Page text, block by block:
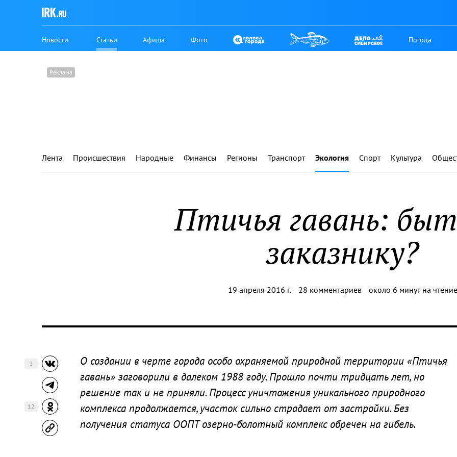
Новости Статьи Афиша Фото Погода
Лента Происшествия Народные Финансы Регионы Транспорт Экология Спорт Культура
Птичья гавань:
заказнику?
19 апреля 2016 г. 28 комментариев около 6 минут на чтение
О создании в черте города особо охраняемой природной территории «Птичья
гавань» заговорили в далеком 1988 году. Прошло почти тридцать лет, но
решение так и не приняли. Процесс уничтожения уникального природного
комплекса продолжается, участок сильно страдает от застройки. Без
получения статуса ООПТ озерно-болотный комплекс обречен на гибель.
3
12